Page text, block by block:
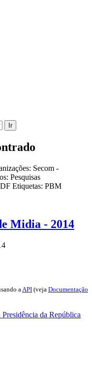
Ir
Secom -
Pesquisas
Etiquetas: PBM
Midia - 2014
a API (veja Documentação
da República